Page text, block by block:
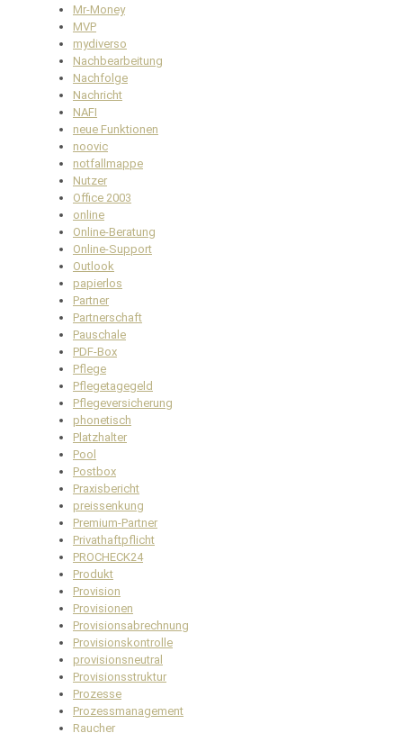
Mr-Money
MVP
mydiverso
Nachbearbeitung
Nachfolge
Nachricht
NAFI
neue Funktionen
noovic
notfallmappe
Nutzer
Office 2003
online
Online-Beratung
Online-Support
Outlook
papierlos
Partner
Partnerschaft
Pauschale
PDF-Box
Pflege
Pflegetagegeld
Pflegeversicherung
phonetisch
Platzhalter
Pool
Postbox
Praxisbericht
preissenkung
Premium-Partner
Privathaftpflicht
PROCHECK24
Produkt
Provision
Provisionen
Provisionsabrechnung
Provisionskontrolle
provisionsneutral
Provisionsstruktur
Prozesse
Prozessmanagement
Raucher